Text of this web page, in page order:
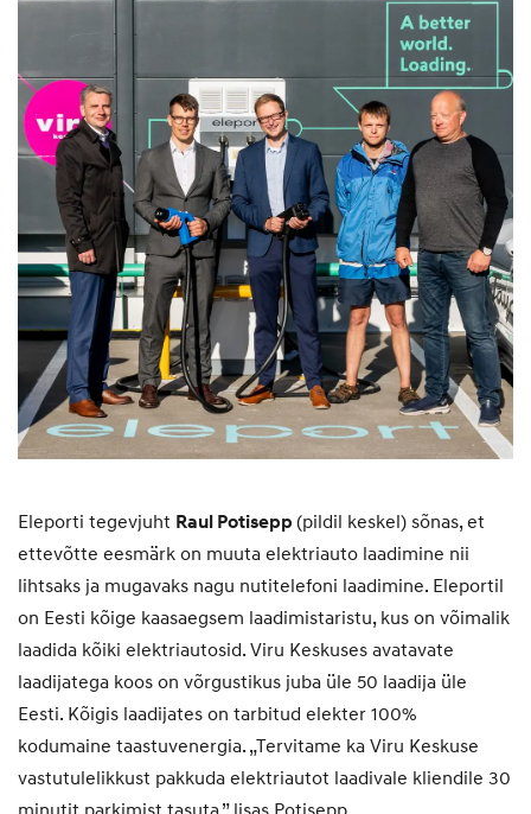
Eleporti tegevjuht Raul Potisepp (pildil keskel) sõnas, et
ettevõtte eesmärk on muuta elektriauto laadimine nii
lihtsaks ja mugavaks nagu nutitelefoni laadimine. Eleportil
on Eesti kõige kaasaegsem laadimistaristu, kus on võimalik
laadida kõiki elektriautosid. Viru Keskuses avatavate
laadijatega koos on võrgustikus juba üle 50 laadija üle
Eesti. Kõigis laadijates on tarbitud elekter 100%
kodumaine taastuvenergia. „Tervitame ka Viru Keskuse
vastutulelikkust pakkuda elektriautot laadivale kliendile 30